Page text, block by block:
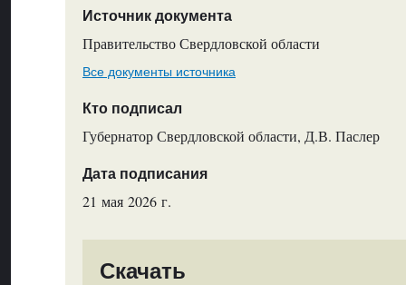
Источник документа
Правительство Свердловской области
Все документы источника
Кто подписал
Губернатор Свердловской области, Д.В. Паслер
Дата подписания
21 мая 2026 г.
Скачать